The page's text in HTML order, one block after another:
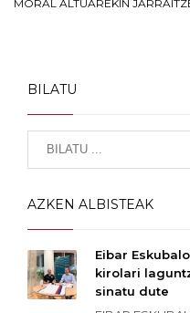
MORAL ALTUAREKIN
BILATU
AZKEN ALBISTEAK
Eibar
kirolari
sinatu dute